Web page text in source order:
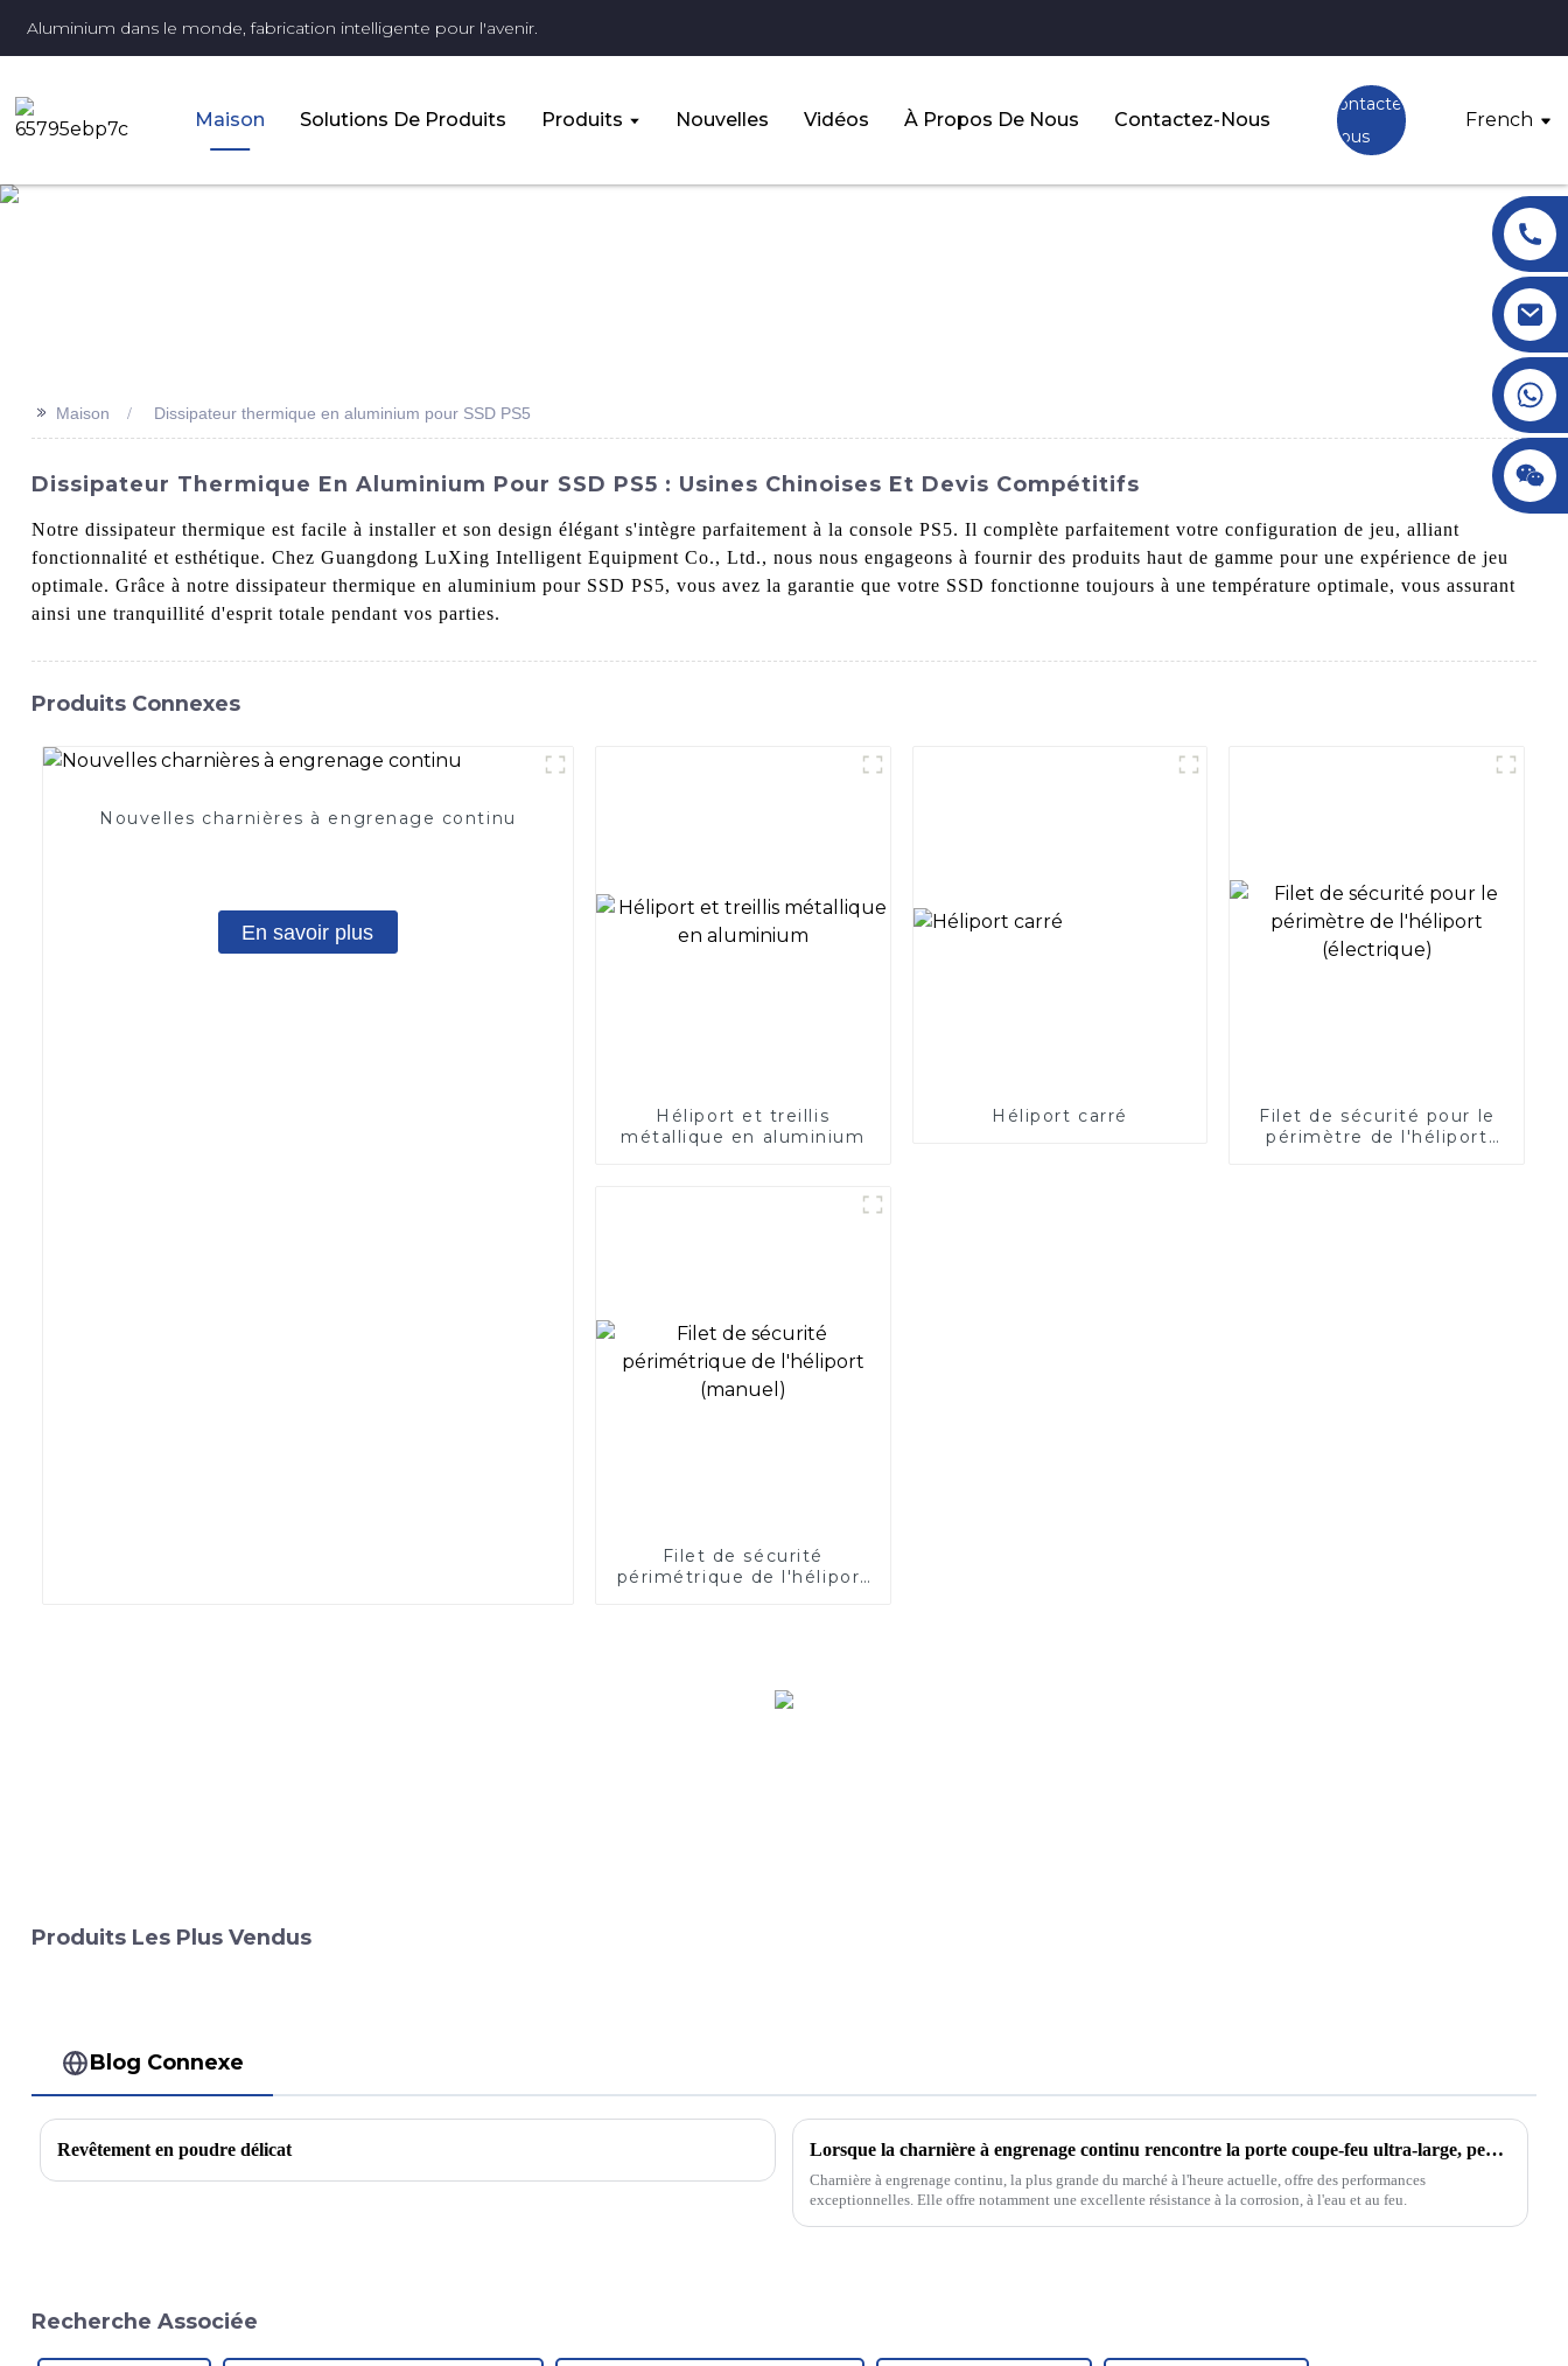
Aluminium dans le monde, fabrication intelligente pour l'avenir.
Maison Solutions De Produits Produits Nouvelles Vidéos À Propos De Nous Contactez-Nous
Contactez-
Nous
French
>> Maison Dissipateur thermique en aluminium pour SSD PS5
Dissipateur Thermique En Aluminium Pour SSD PS5 : Usines Chinoises Et Devis Compétitifs
Notre dissipateur thermique est facile à installer et son design élégant s'intègre parfaitement à la console PS5. Il complète parfaitement votre configuration de jeu, alliant
fonctionnalité et esthétique. Chez Guangdong LuXing Intelligent Equipment Co., Ltd., nous nous engageons à fournir des produits haut de gamme pour une expérience de jeu
optimale. Grâce à notre dissipateur thermique en aluminium pour SSD PS5, vous avez la garantie que votre SSD fonctionne toujours à une température optimale, vous assurant
ainsi une tranquillité d'esprit totale pendant vos parties.
Produits Connexes
Nouvelles charnières à engrenage continu
En savoir plus
Héliport et treillis
métallique en aluminium
Héliport carré
Filet de sécurité pour le
périmètre de l'héliport
Filet de sécurité
périmétrique de l'héliport
Produits Les Plus Vendus
Blog Connexe
Revêtement en poudre délicat Lorsque la charnière à engrenage continu rencontre la porte coupe-feu ultra-large, peut-elle défier le succès ?
Charnière à engrenage continu, la plus grande du marché à l'heure actuelle, offre des performances
exceptionnelles. Elle offre notamment une excellente résistance à la corrosion, à l'eau et au feu.
Recherche Associée